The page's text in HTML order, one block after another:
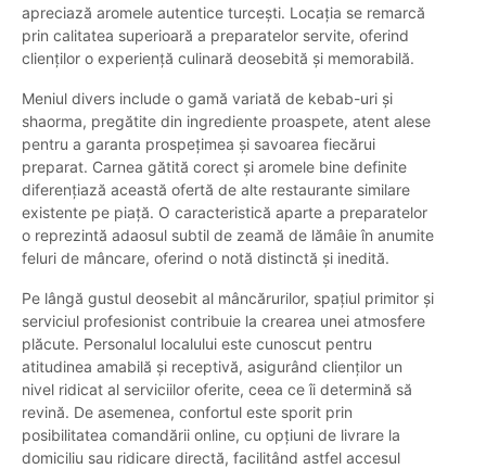
apreciază aromele autentice turcești. Locația se remarcă
prin calitatea superioară a preparatelor servite, oferind
clienților o experiență culinară deosebită și memorabilă.
Meniul divers include o gamă variată de kebab-uri și
shaorma, pregătite din ingrediente proaspete, atent alese
pentru a garanta prospețimea și savoarea fiecărui
preparat. Carnea gătită corect și aromele bine definite
diferențiază această ofertă de alte restaurante similare
existente pe piață. O caracteristică aparte a preparatelor
o reprezintă adaosul subtil de zeamă de lămâie în anumite
feluri de mâncare, oferind o notă distinctă și inedită.
Pe lângă gustul deosebit al mâncărurilor, spațiul primitor și
serviciul profesionist contribuie la crearea unei atmosfere
plăcute. Personalul localului este cunoscut pentru
atitudinea amabilă și receptivă, asigurând clienților un
nivel ridicat al serviciilor oferite, ceea ce îi determină să
revină. De asemenea, confortul este sporit prin
posibilitatea comandării online, cu opțiuni de livrare la
domiciliu sau ridicare directă, facilitând astfel accesul